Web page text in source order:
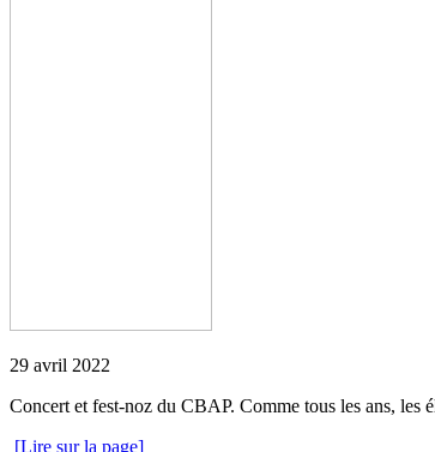
29 avril 2022
Concert et fest-noz du CBAP. Comme tous les ans, les
[Lire sur la page]